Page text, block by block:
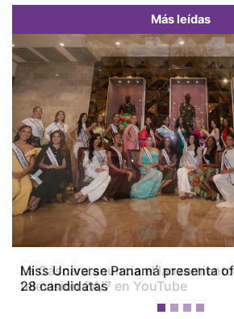
Más leídas
Miss Universe Panamá presenta
28 candidatas
Previous